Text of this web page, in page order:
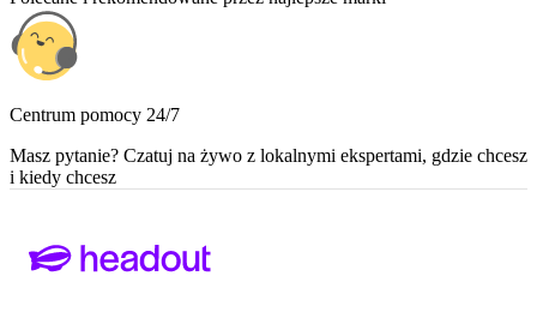
Centrum pomocy 24/7
Masz pytanie? Czatuj na żywo z lokalnymi ekspertami, gdzie chcesz
i kiedy chcesz